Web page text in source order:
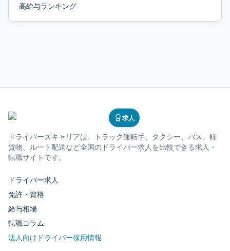
高給与ランキング
求人
ドライバーズキャリアは、トラック運転手、タクシー、バス、軽
貨物、ルート配送など全国のドライバー求人を比較できる求人・
転職サイトです。
ドライバー求人
免許・資格
給与相場
転職コラム
法人向けドライバー採用情報